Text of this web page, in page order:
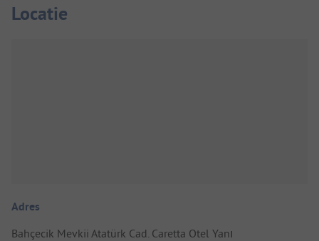
Locatie
Adres
Bahçecik Mevkii Atatürk Cad. Caretta Otel Yanı